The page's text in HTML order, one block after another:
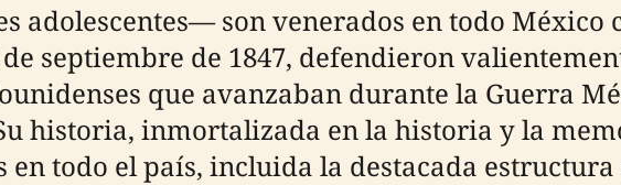
adolescentes— son venerados en todo México
septiembre de 1847, defendieron
que avanzaban durante la Guerra
historia, inmortalizada en la historia y la
todo el país, incluida la destacada